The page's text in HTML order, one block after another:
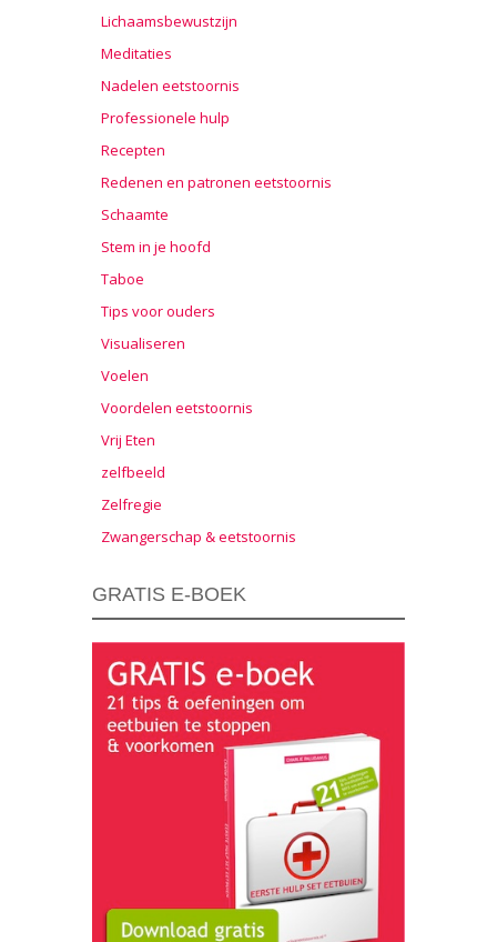
Lichaamsbewustzijn
Meditaties
Nadelen eetstoornis
Professionele hulp
Recepten
Redenen en patronen eetstoornis
Schaamte
Stem in je hoofd
Taboe
Tips voor ouders
Visualiseren
Voelen
Voordelen eetstoornis
Vrij Eten
zelfbeeld
Zelfregie
Zwangerschap & eetstoornis
GRATIS E-BOEK